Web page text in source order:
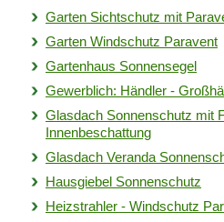
Garten Sichtschutz mit
Garten Windschutz Paravent
Gartenhaus Sonnensegel
Gewerblich: Händler -
Glasdach Sonnenschutz mit
Innenbeschattung
Glasdach Veranda
Hausgiebel Sonnenschutz
Heizstrahler - Windschutz